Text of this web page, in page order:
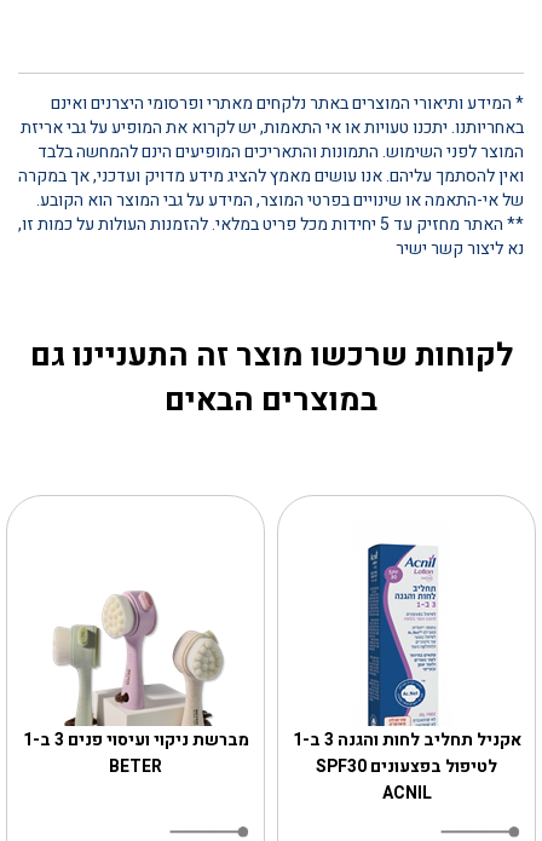
* המידע ותיאורי המוצרים באתר נלקחים מאתרי ופרסומי היצרנים ואינם
באחריותנו. יתכנו טעויות או אי התאמות, יש לקרוא את המופיע על גבי אריזת
המוצר לפני השימוש. התמונות והתאריכים המופיעים הינם להמחשה בלבד
ואין להסתמך עליהם. אנו עושים מאמץ להציג מידע מדויק ועדכני, אך במקרה
של אי-התאמה או שינויים בפרטי המוצר, המידע על גבי המוצר הוא הקובע.
** האתר מחזיק עד 5 יחידות מכל פריט במלאי. להזמנות העולות על כמות זו,
נא ליצור קשר ישיר
לקוחות שרכשו מוצר זה התעניינו גם
במוצרים הבאים
מברשת ניקוי ועיסוי פנים 3 ב-1
BETER
אקניל תחליב לחות והגנה 3 ב-1
לטיפול בפצעונים SPF30
ACNIL